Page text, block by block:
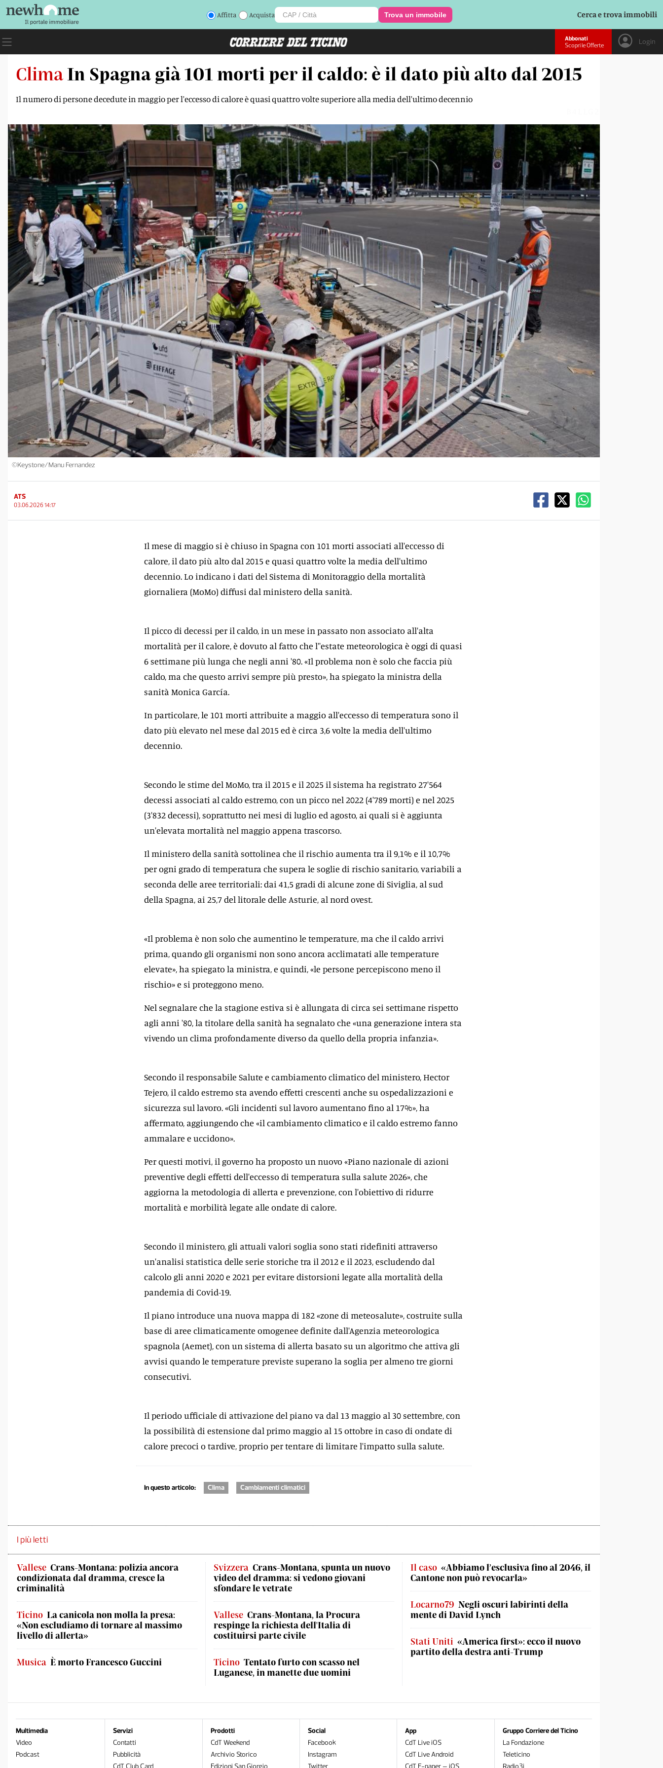
Affitta Acquista Trova un immobile Cerca e trova immobili
Abbonati
Scopri le Offerte
Login
ClimaIn Spagna già 101 morti per il caldo: è il dato più alto dal 2015
Il numero di persone decedute in maggio per l'eccesso di calore è quasi quattro volte superiore alla media dell'ultimo decennio
©Keystone/Manu Fernandez
ATS
03.06.2026 14:17
Il mese di maggio si è chiuso in Spagna con 101 morti associati all'eccesso di
calore, il dato più alto dal 2015 e quasi quattro volte la media dell'ultimo
decennio. Lo indicano i dati del Sistema di Monitoraggio della mortalità
giornaliera (MoMo) diffusi dal ministero della sanità.
Il picco di decessi per il caldo, in un mese in passato non associato all'alta
mortalità per il calore, è dovuto al fatto che l''estate meteorologica è oggi di quasi
6 settimane più lunga che negli anni '80. «Il problema non è solo che faccia più
caldo, ma che questo arrivi sempre più presto», ha spiegato la ministra della
sanità Monica García.
In particolare, le 101 morti attribuite a maggio all'eccesso di temperatura sono il
dato più elevato nel mese dal 2015 ed è circa 3,6 volte la media dell'ultimo
decennio.
Secondo le stime del MoMo, tra il 2015 e il 2025 il sistema ha registrato 27'564
decessi associati al caldo estremo, con un picco nel 2022 (4'789 morti) e nel 2025
(3'832 decessi), soprattutto nei mesi di luglio ed agosto, ai quali si è aggiunta
un'elevata mortalità nel maggio appena trascorso.
Il ministero della sanità sottolinea che il rischio aumenta tra il 9,1% e il 10,7%
per ogni grado di temperatura che supera le soglie di rischio sanitario, variabili a
seconda delle aree territoriali: dai 41,5 gradi di alcune zone di Siviglia, al sud
della Spagna, ai 25,7 del litorale delle Asturie, al nord ovest.
«Il problema è non solo che aumentino le temperature, ma che il caldo arrivi
prima, quando gli organismi non sono ancora acclimatati alle temperature
elevate», ha spiegato la ministra, e quindi, «le persone percepiscono meno il
rischio» e si proteggono meno.
Nel segnalare che la stagione estiva si è allungata di circa sei settimane rispetto
agli anni '80, la titolare della sanità ha segnalato che «una generazione intera sta
vivendo un clima profondamente diverso da quello della propria infanzia».
Secondo il responsabile Salute e cambiamento climatico del ministero, Hector
Tejero, il caldo estremo sta avendo effetti crescenti anche su ospedalizzazioni e
sicurezza sul lavoro. «Gli incidenti sul lavoro aumentano fino al 17%», ha
affermato, aggiungendo che «il cambiamento climatico e il caldo estremo fanno
ammalare e uccidono».
Per questi motivi, il governo ha proposto un nuovo «Piano nazionale di azioni
preventive degli effetti dell'eccesso di temperatura sulla salute 2026», che
aggiorna la metodologia di allerta e prevenzione, con l'obiettivo di ridurre
mortalità e morbilità legate alle ondate di calore.
Secondo il ministero, gli attuali valori soglia sono stati ridefiniti attraverso
un'analisi statistica delle serie storiche tra il 2012 e il 2023, escludendo dal
calcolo gli anni 2020 e 2021 per evitare distorsioni legate alla mortalità della
pandemia di Covid-19.
Il piano introduce una nuova mappa di 182 «zone di meteosalute», costruite sulla
base di aree climaticamente omogenee definite dall'Agenzia meteorologica
spagnola (Aemet), con un sistema di allerta basato su un algoritmo che attiva gli
avvisi quando le temperature previste superano la soglia per almeno tre giorni
consecutivi.
Il periodo ufficiale di attivazione del piano va dal 13 maggio al 30 settembre, con
la possibilità di estensione dal primo maggio al 15 ottobre in caso di ondate di
calore precoci o tardive, proprio per tentare di limitare l'impatto sulla salute.
In questo articolo: Clima Cambiamenti climatici
I più letti
Vallese Crans-Montana: polizia ancora
condizionata dal dramma, cresce la
criminalità
Ticino La canicola non molla la presa:
«Non escludiamo di tornare al massimo
livello di allerta»
Musica È morto Francesco Guccini
Svizzera Crans-Montana, spunta un nuovo
video del dramma: si vedono giovani
sfondare le vetrate
Vallese Crans-Montana, la Procura
respinge la richiesta dell'Italia di
costituirsi parte civile
Ticino Tentato furto con scasso nel
Luganese, in manette due uomini
Il caso «Abbiamo l’esclusiva fino al 2046, il
Cantone non può revocarla»
Locarno79 Negli oscuri labirinti della
mente di David Lynch
Stati Uniti «America first»: ecco il nuovo
partito della destra anti-Trump
Multimedia
Video
Podcast
Servizi
Contatti
Pubblicità
CdT Club Card
Prodotti
CdT Weekend
Archivio Storico
Edizioni San Giorgio
Social
Facebook
Instagram
Twitter
App
CdT Live iOS
CdT Live Android
CdT E-paper – iOS
Gruppo Corriere del Ticino
La Fondazione
Teleticino
Radio3i